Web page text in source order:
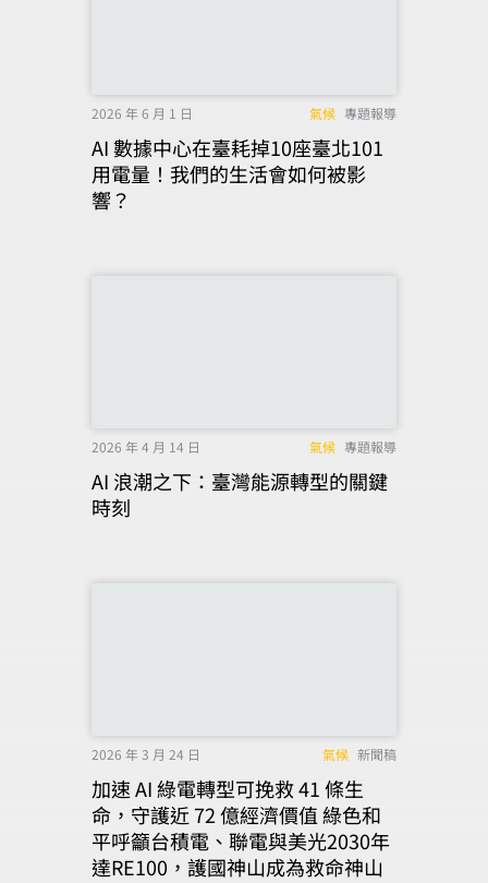
2026 年 6 月 1 日 氣候 專題報導
AI 數據中心在臺耗掉10座臺北101
用電量！我們的生活會如何被影
響？
2026 年 4 月 14 日 氣候 專題報導
AI 浪潮之下：臺灣能源轉型的關鍵
時刻
2026 年 3 月 24 日 氣候 新聞稿
加速 AI 綠電轉型可挽救 41 條生
命，守護近 72 億經濟價值 綠色和
平呼籲台積電、聯電與美光2030年
達RE100，護國神山成為救命神山